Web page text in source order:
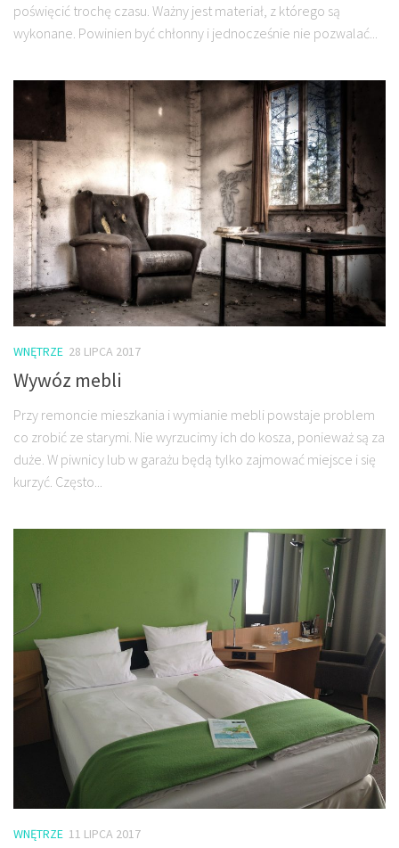
poświęcić trochę czasu. Ważny jest materiał, z którego są
wykonane. Powinien być chłonny i jednocześnie nie pozwalać...
WNĘTRZE 28 LIPCA 2017
Wywóz mebli
Przy remoncie mieszkania i wymianie mebli powstaje problem
co zrobić ze starymi. Nie wyrzucimy ich do kosza, ponieważ są za
duże. W piwnicy lub w garażu będą tylko zajmować miejsce i się
kurzyć. Często...
WNĘTRZE 11 LIPCA 2017